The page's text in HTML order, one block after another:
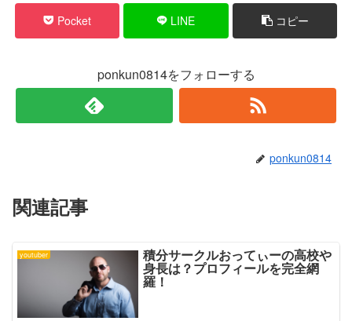
ウ
ィ
ン
き
て
く
だ
し
ウ
ン
)
Pocket LINE コピー
ponkun0814をフォローする
ponkun0814
関連記事
youtuber 積分サークルおってぃーの高校や
身長は？プロフィールを完全網
羅！